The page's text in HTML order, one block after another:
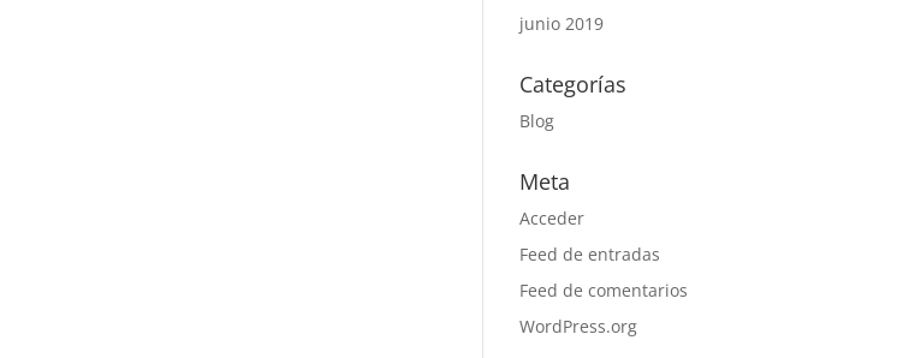
junio 2019
Categorías
Blog
Meta
Acceder
Feed de entradas
Feed de comentarios
WordPress.org